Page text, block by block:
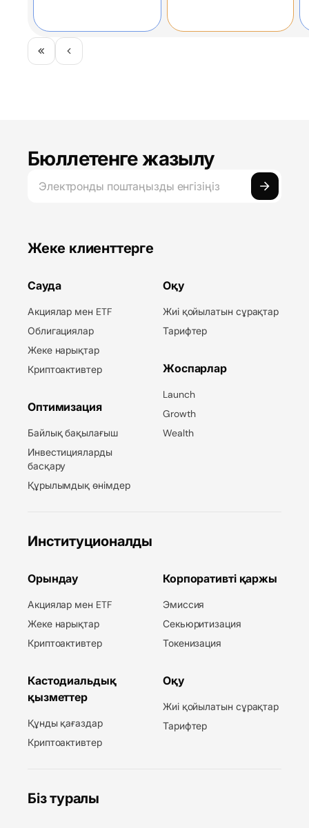
айналымға жетті
көрінісі
негізгі
Бюллетенге жазылу
Жеке клиенттерге
Сауда
Акциялар мен ETF
Облигациялар
Жеке нарықтар
Криптоактивтер
Оптимизация
Байлық бақылағыш
Инвестицияларды
басқару
Құрылымдық өнімдер
Оқу
Жиі қойылатын сұрақтар
Тарифтер
Жоспарлар
Launch
Growth
Wealth
Институционалды
Орындау
Акциялар мен ETF
Жеке нарықтар
Криптоактивтер
Кастодиальдық
қызметтер
Құнды қағаздар
Криптоактивтер
Корпоративті қаржы
Эмиссия
Секьюритизация
Токенизация
Оқу
Жиі қойылатын сұрақтар
Тарифтер
Біз туралы